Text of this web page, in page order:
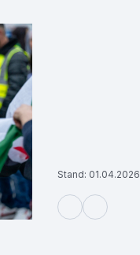
Stand: 01.04.2026